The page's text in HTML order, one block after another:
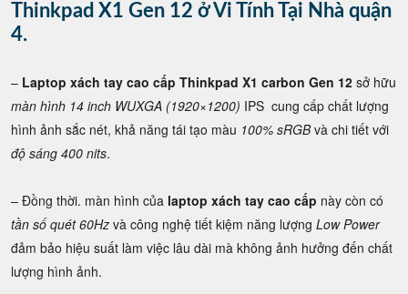
Thinkpad X1 Gen 12 ở Vi Tính Tại Nhà quận
4.
– Laptop xách tay cao cấp Thinkpad X1 carbon Gen 12 sở hữu
màn hình 14 inch WUXGA (1920×1200) IPS cung cấp chất lượng
hình ảnh sắc nét, khả năng tái tạo màu 100% sRGBvà chi tiết với
độ sáng 400 nits.
– Đồng thời. màn hình của laptop xách tay cao cấp này còn có
tần số quét 60Hz và công nghệ tiết kiệm năng lượng Low Power
đảm bảo hiệu suất làm việc lâu dài mà không ảnh hưởng đến chất
lượng hình ảnh.